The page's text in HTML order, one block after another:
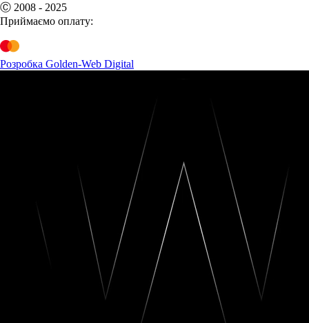
Ⓒ 2008 - 2025
Приймаємо оплату:
Розробка Golden-Web Digital